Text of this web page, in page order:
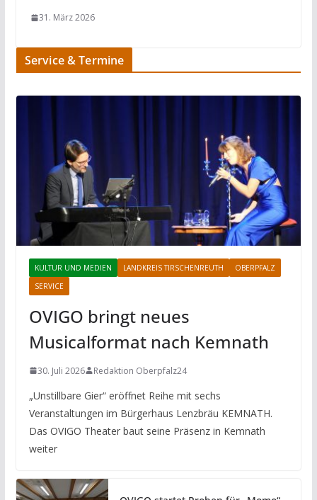
31. März 2026
Service & Termine
KULTUR UND MEDIEN LANDKREIS TIRSCHENREUTH
OBERPFALZ
SERVICE
OVIGO bringt neues
Musicalformat nach Kemnath
30. Juli 2026 Redaktion Oberpfalz24
„Unstillbare Gier“ eröffnet Reihe mit sechs
Veranstaltungen im Bürgerhaus Lenzbräu KEMNATH.
Das OVIGO Theater baut seine Präsenz in Kemnath
weiter